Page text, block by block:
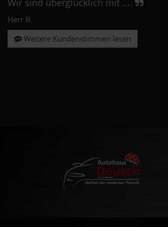
Wir sind überglücklich mit ....
Herr B.
Weitere Kundenstimmen lesen